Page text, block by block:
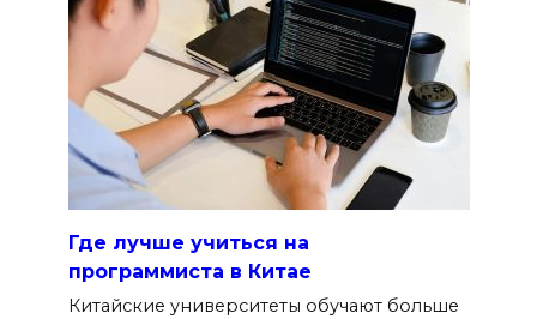
Где лучше учиться на
программиста в Китае
Китайские университеты обучают больше